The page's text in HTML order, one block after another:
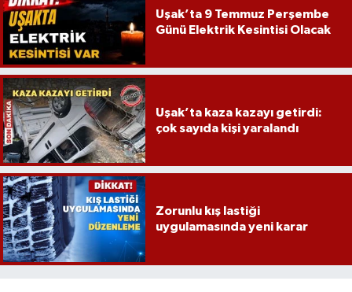
Uşak’ta 9 Temmuz Perşembe
Günü Elektrik Kesintisi Olacak
Uşak’ta kaza kazayı getirdi:
çok sayıda kişi yaralandı
Zorunlu kış lastiği
uygulamasında yeni karar